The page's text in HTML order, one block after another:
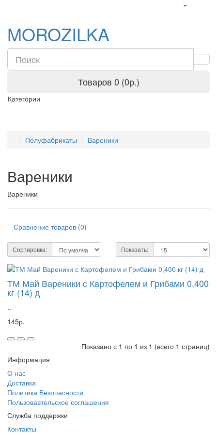
MOROZILKA
Товаров 0 (0р.)
Категории
Полуфабрикаты Вареники
Вареники
Вареники
Сравнение товаров (0)
Сортировка: Показать:
ТМ Май Вареники с Картофелем и Грибами 0,400
кг (14) д
..
145р.
Показано с 1 по 1 из 1 (всего 1 страниц)
Информация
О нас
Доставка
Политика Безопасности
Пользовавтельское соглашения
Служба поддержки
Контакты